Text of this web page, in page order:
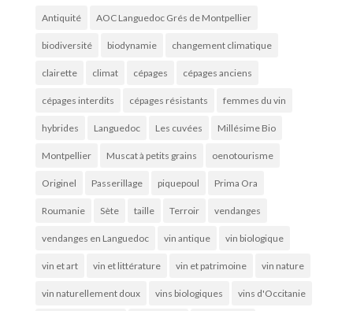
Antiquité AOC Languedoc Grés de Montpellier
biodiversité biodynamie changement climatique
clairette climat cépages cépages anciens
cépages interdits cépages résistants femmes du vin
hybrides Languedoc Les cuvées Millésime Bio
Montpellier Muscat à petits grains oenotourisme
Originel Passerillage piquepoul Prima Ora
Roumanie Sète taille Terroir vendanges
vendanges en Languedoc vin antique vin biologique
vin et art vin et littérature vin et patrimoine vin nature
vin naturellement doux vins biologiques vins d'Occitanie